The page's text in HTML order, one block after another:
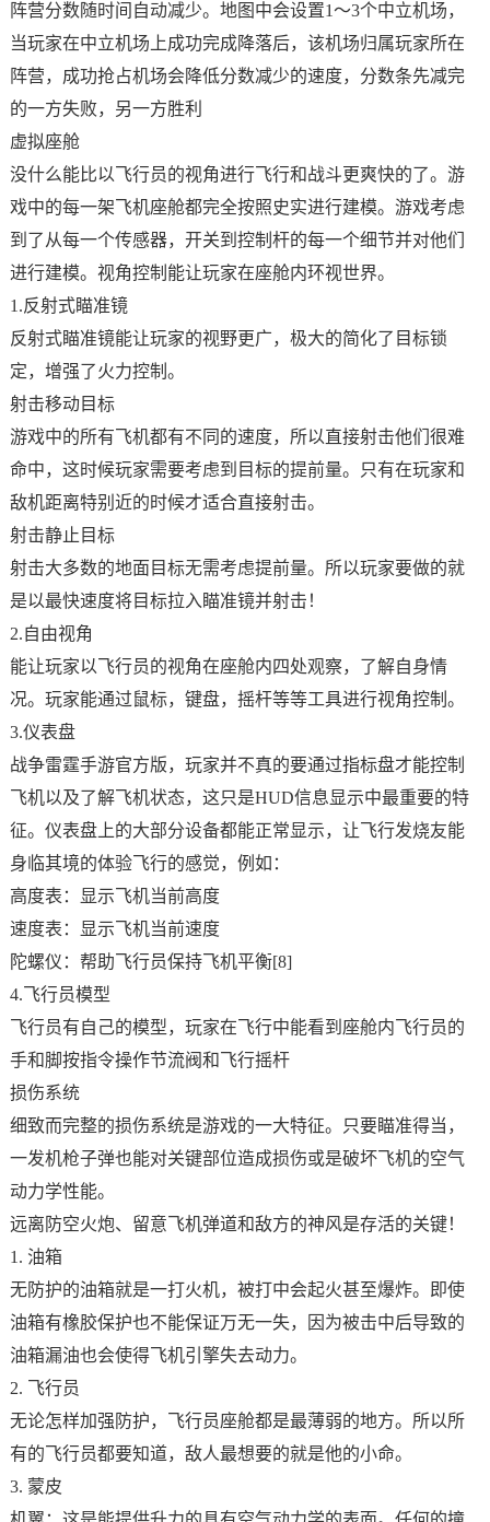
阵营分数随时间自动减少。地图中会设置1～3个中立机场，
当玩家在中立机场上成功完成降落后，该机场归属玩家所在
阵营，成功抢占机场会降低分数减少的速度，分数条先减完
的一方失败，另一方胜利
虚拟座舱
没什么能比以飞行员的视角进行飞行和战斗更爽快的了。游
戏中的每一架飞机座舱都完全按照史实进行建模。游戏考虑
到了从每一个传感器，开关到控制杆的每一个细节并对他们
进行建模。视角控制能让玩家在座舱内环视世界。
1.反射式瞄准镜
反射式瞄准镜能让玩家的视野更广，极大的简化了目标锁
定，增强了火力控制。
射击移动目标
游戏中的所有飞机都有不同的速度，所以直接射击他们很难
命中，这时候玩家需要考虑到目标的提前量。只有在玩家和
敌机距离特别近的时候才适合直接射击。
射击静止目标
射击大多数的地面目标无需考虑提前量。所以玩家要做的就
是以最快速度将目标拉入瞄准镜并射击！
2.自由视角
能让玩家以飞行员的视角在座舱内四处观察，了解自身情
况。玩家能通过鼠标，键盘，摇杆等等工具进行视角控制。
3.仪表盘
战争雷霆手游官方版，玩家并不真的要通过指标盘才能控制
飞机以及了解飞机状态，这只是HUD信息显示中最重要的特
征。仪表盘上的大部分设备都能正常显示，让飞行发烧友能
身临其境的体验飞行的感觉，例如：
高度表：显示飞机当前高度
速度表：显示飞机当前速度
陀螺仪：帮助飞行员保持飞机平衡[8]
4.飞行员模型
飞行员有自己的模型，玩家在飞行中能看到座舱内飞行员的
手和脚按指令操作节流阀和飞行摇杆
损伤系统
细致而完整的损伤系统是游戏的一大特征。只要瞄准得当，
一发机枪子弹也能对关键部位造成损伤或是破坏飞机的空气
动力学性能。
远离防空火炮、留意飞机弹道和敌方的神风是存活的关键！
1. 油箱
无防护的油箱就是一打火机，被打中会起火甚至爆炸。即使
油箱有橡胶保护也不能保证万无一失，因为被击中后导致的
油箱漏油也会使得飞机引擎失去动力。
2. 飞行员
无论怎样加强防护，飞行员座舱都是最薄弱的地方。所以所
有的飞行员都要知道，敌人最想要的就是他的小命。
3. 蒙皮